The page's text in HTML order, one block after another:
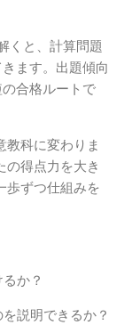
くと、計算問題
ます。出題傾向
合格ルートで
教科に変わりま
の得点力を大き
歩ずつ仕組みを
か？
説明できるか？